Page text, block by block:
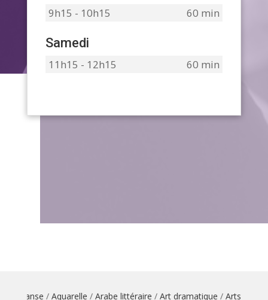
9h15 - 10h15 60 min
Samedi
11h15 - 12h15 60 min
danse/ Aquarelle/ Arabe littéraire/ Art dramatique/ Arts du